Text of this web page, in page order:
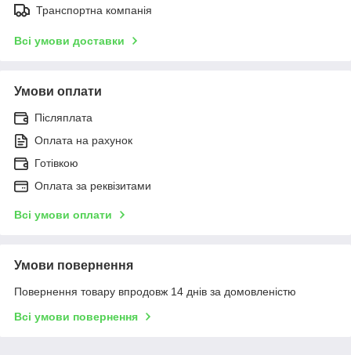
Транспортна компанія
Всі умови доставки
Умови оплати
Післяплата
Оплата на рахунок
Готівкою
Оплата за реквізитами
Всі умови оплати
Умови повернення
Повернення товару впродовж 14 днів за домовленістю
Всі умови повернення